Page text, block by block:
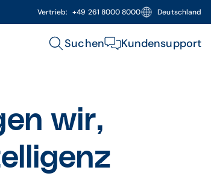
Vertrieb: +49 261 8000 8000 Deutschland
Suchen Kundensupport
wir,